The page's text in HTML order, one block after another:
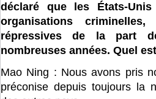
déclaré que les États-
organisations
répressives de la part
nombreuses années. Quel
Mao Ning : Nous avons pris
préconise depuis toujours la